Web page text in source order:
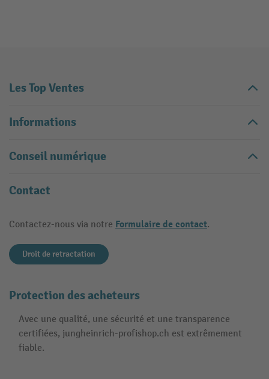
Les Top Ventes
Informations
Conseil numérique
Contact
Contactez-nous via notre Formulaire de contact.
Droit de retractation
Protection des acheteurs
Avec une qualité, une sécurité et une transparence
certifiées, jungheinrich-profishop.ch est extrêmement
fiable.